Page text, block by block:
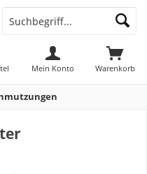
Warenkorb
Mein Konto